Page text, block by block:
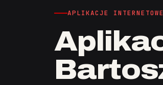
APLIKACJE